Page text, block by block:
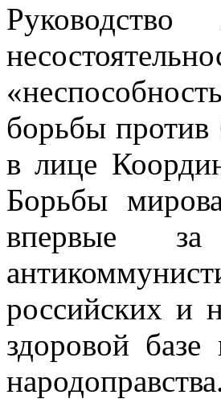
Руководство
борьбы
в лице
Борьбы
впервые
российских и
здоровой базе